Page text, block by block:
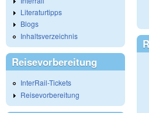
Literaturtipps
Blogs
Inhaltsverzeichnis
Reisevorbereitung
InterRail-Tickets
Reisevorbereitung